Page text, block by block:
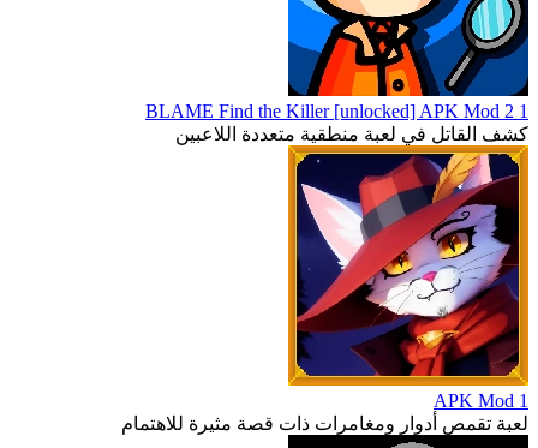
1 2 BLAME Find the Killer [unlocked] APK Mod
كشف القاتل في لعبة منطقية متعددة اللاعبين
1 APK Mod
لعبة تقمص أدوار ومغامرات ذات قصة مثيرة للاهتمام